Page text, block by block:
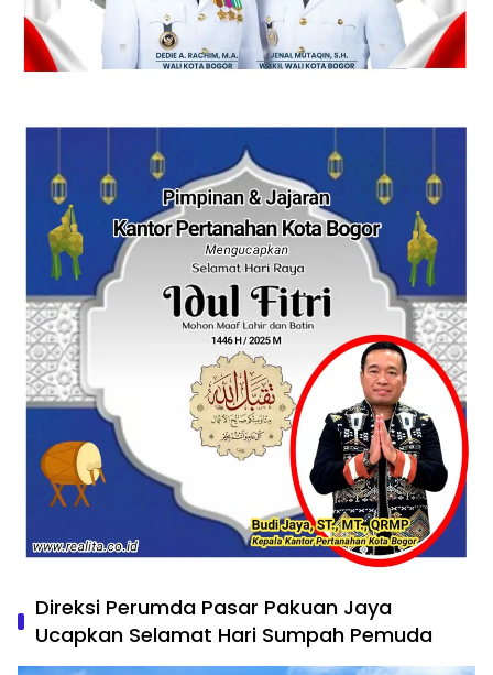
Direksi Perumda Pasar Pakuan Jaya
Ucapkan Selamat Hari Sumpah Pemuda